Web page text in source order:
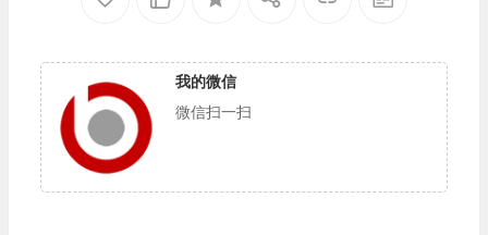
我的微信
微信扫一扫